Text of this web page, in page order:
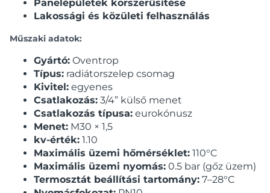
Panelépületek korszerűsítése
Lakossági és közületi felhasználás
Műszaki adatok:
Gyártó: Oventrop
Típus: radiátorszelep csomag
Kivitel: egyenes
Csatlakozás: 3/4” külső menet
Csatlakozás típusa: eurokónusz
Menet: M30 × 1,5
kv-érték: 1.10
Maximális üzemi hőmérséklet: 110°C
Maximális üzemi nyomás: 0.5 bar (gőz üzem)
Termosztát beállítási tartomány: 7–28°C